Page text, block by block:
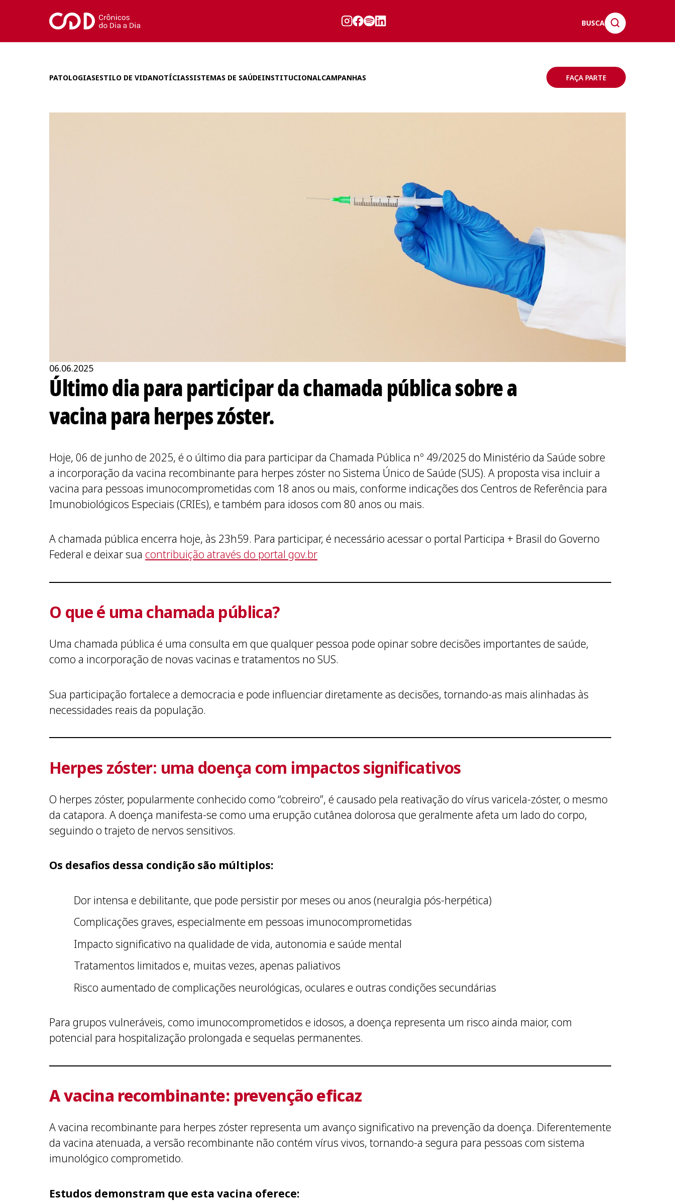
BUSCA
PATOLOGIASESTILO DE VIDANOTÍCIASSISTEMAS DE SAÚDEINSTITUCIONALCAMPANHAS FAÇA PARTE
06.06.2025
Último dia para participar da chamada pública sobre a
vacina para herpes zóster.
Hoje, 06 de junho de 2025, é o último dia para participar da Chamada Pública nº 49/2025 do Ministério da Saúde sobre
a incorporação da vacina recombinante para herpes zóster no Sistema Único de Saúde (SUS). A proposta visa incluir a
vacina para pessoas imunocomprometidas com 18 anos ou mais, conforme indicações dos Centros de Referência para
Imunobiológicos Especiais (CRIEs), e também para idosos com 80 anos ou mais.
A chamada pública encerra hoje, às 23h59. Para participar, é necessário acessar o portal Participa + Brasil do Governo
Federal e deixar suacontribuição através do portal gov.br
O que é uma chamada pública?
Uma chamada pública é uma consulta em que qualquer pessoa pode opinar sobre decisões importantes de saúde,
como a incorporação de novas vacinas e tratamentos no SUS.
Sua participação fortalece a democracia e pode influenciar diretamente as decisões, tornando-as mais alinhadas às
necessidades reais da população.
Herpes zóster: uma doença com impactos significativos
O herpes zóster, popularmente conhecido como “cobreiro”, é causado pela reativação do vírus varicela-zóster, o mesmo
da catapora. A doença manifesta-se como uma erupção cutânea dolorosa que geralmente afeta um lado do corpo,
seguindo o trajeto de nervos sensitivos.
Os desafios dessa condição são múltiplos:
Dor intensa e debilitante, que pode persistir por meses ou anos (neuralgia pós-herpética)
Complicações graves, especialmente em pessoas imunocomprometidas
Impacto significativo na qualidade de vida, autonomia e saúde mental
Tratamentos limitados e, muitas vezes, apenas paliativos
Risco aumentado de complicações neurológicas, oculares e outras condições secundárias
Para grupos vulneráveis, como imunocomprometidos e idosos, a doença representa um risco ainda maior, com
potencial para hospitalização prolongada e sequelas permanentes.
A vacina recombinante: prevenção eficaz
A vacina recombinante para herpes zóster representa um avanço significativo na prevenção da doença. Diferentemente
da vacina atenuada, a versão recombinante não contém vírus vivos, tornando-a segura para pessoas com sistema
imunológico comprometido.
Estudos demonstram que esta vacina oferece: